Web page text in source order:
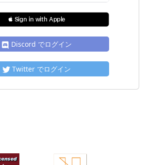
 Sign in with Apple
Discord でログイン
Twitter でログイン